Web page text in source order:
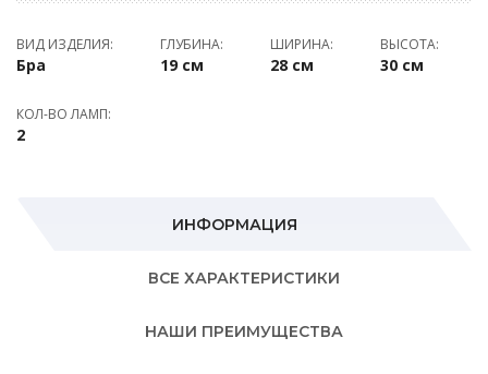
ВИД ИЗДЕЛИЯ:
Бра
ГЛУБИНА:
19 см
ШИРИНА:
28 см
ВЫСОТА:
30 см
КОЛ-ВО ЛАМП:
2
ИНФОРМАЦИЯ
ВСЕ ХАРАКТЕРИСТИКИ
НАШИ ПРЕИМУЩЕСТВА